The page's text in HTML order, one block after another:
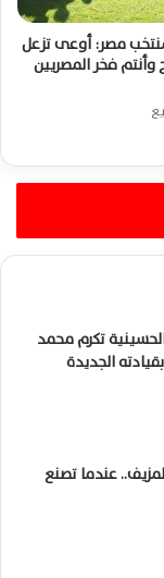
مصر: أوعى تزعل
وأنتم فخر المصريين
تكرم محمد
الجديدة
عندما تصنع